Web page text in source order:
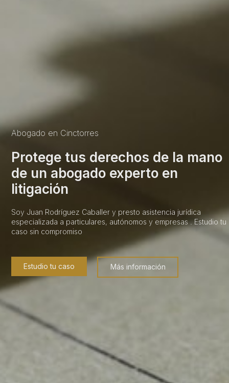
Abogado en Cinctorres
Protege tus derechos de la mano
de un abogado experto en
litigación
Soy Juan Rodríguez Caballer y presto asistencia jurídica
especializada a particulares, autónomos y empresas . Estudio tu
caso sin compromiso
Estudio tu caso Más información